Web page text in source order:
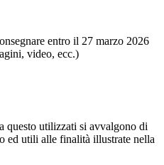
entro il 27 marzo 2026
video, ecc.)
questo utilizzati si avvalgono di
ed utili alle finalità illustrate nella